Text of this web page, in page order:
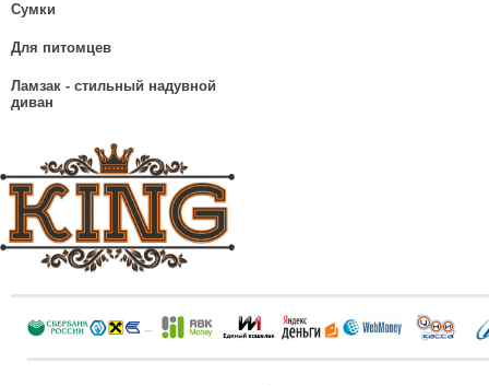
Сумки
Для питомцев
Ламзак - стильный надувной
диван